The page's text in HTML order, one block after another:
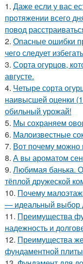
1. Даже если у вас
протяжении всего
повод
2. Опасные ошибки
чего следует
3. Сорта огурцов,
августе.
4. Четыре сорта
наивысшей оценки
обильный урожай!
5. Мы сохраняем
6. Малоизвестные
7. Вот почему можно
8. А вы ароматом
9. Любимая банька.
тёплой дружеской
10. Почему
— идеальный выбор
11. Преимущества
надежность и
12. Преимущества
фундаментной